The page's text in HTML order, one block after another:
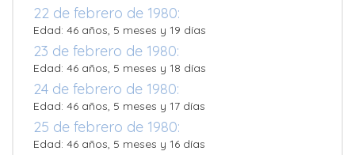
22 de febrero de 1980:
Edad: 46 años, 5 meses y 19 días
23 de febrero de 1980:
Edad: 46 años, 5 meses y 18 días
24 de febrero de 1980:
Edad: 46 años, 5 meses y 17 días
25 de febrero de 1980:
Edad: 46 años, 5 meses y 16 días